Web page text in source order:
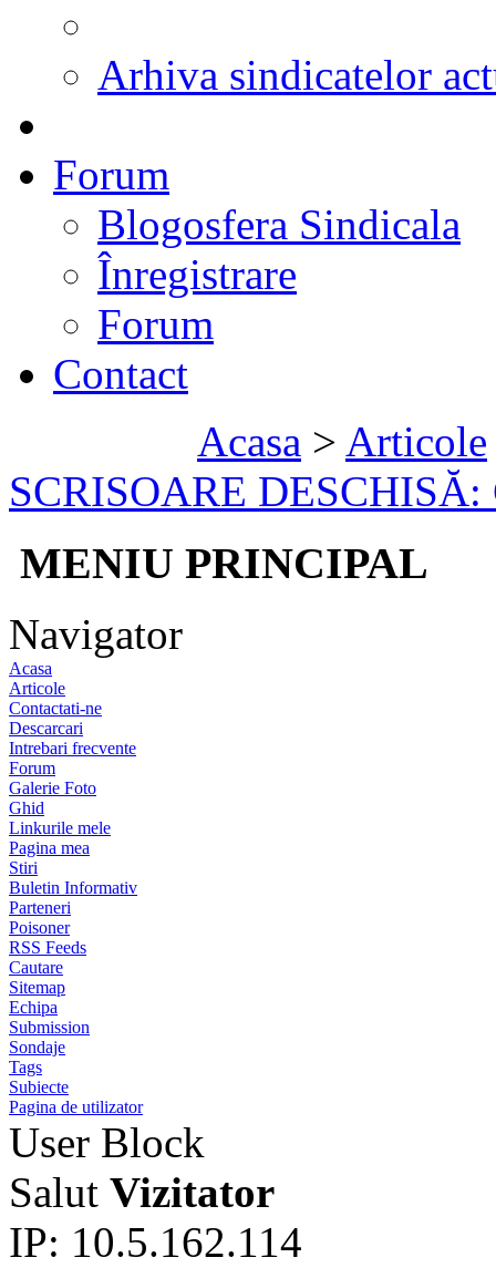
Arhiva sindicatelor
Forum
Blogosfera Sindicala
Înregistrare
Forum
Contact
Acasa > Articole
SCRISOARE DESCHISĂ:
MENIU PRINCIPAL
Navigator
Acasa
Articole
Contactati-ne
Descarcari
Intrebari frecvente
Forum
Galerie Foto
Ghid
Linkurile mele
Pagina mea
Stiri
Buletin Informativ
Parteneri
Poisoner
RSS Feeds
Cautare
Sitemap
Echipa
Submission
Sondaje
Tags
Subiecte
Pagina de utilizator
User Block
Salut Vizitator
IP: 10.5.162.114